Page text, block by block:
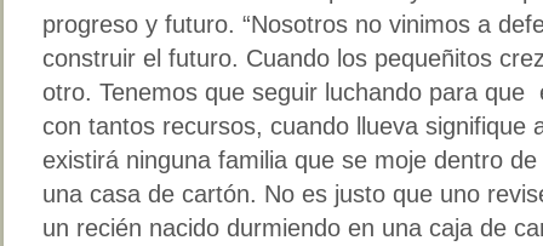
progreso y futuro. “Nosotros no vinimos a
construir el futuro. Cuando los pequeñitos
otro. Tenemos que seguir luchando para
con tantos recursos, cuando llueva signifique
existirá ninguna familia que se moje dentro
una casa de cartón. No es justo que uno
un recién nacido durmiendo en una caja de